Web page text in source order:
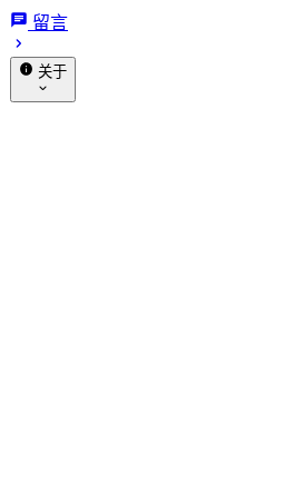
留言
关于
战指南
发布于 2025-04-05
钟 · 阅读时长